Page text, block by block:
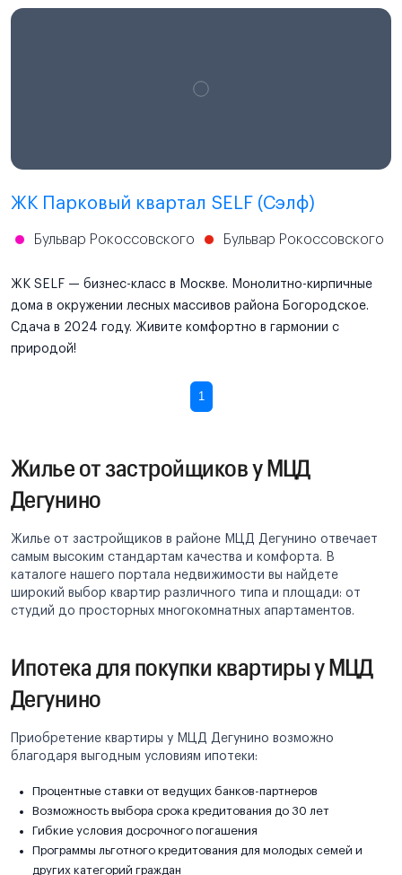
ЖК Парковый квартал SELF (Сэлф)
Бульвар Рокоссовского Бульвар Рокоссовского
ЖК SELF — бизнес-класс в Москве. Монолитно-кирпичные
дома в окружении лесных массивов района Богородское.
Сдача в 2024 году. Живите комфортно в гармонии с
природой!
1
Жилье от застройщиков у МЦД
Дегунино
Жилье от застройщиков в районе МЦД Дегунино отвечает
самым высоким стандартам качества и комфорта. В
каталоге нашего портала недвижимости вы найдете
широкий выбор квартир различного типа и площади: от
студий до просторных многокомнатных апартаментов.
Ипотека для покупки квартиры у МЦД
Дегунино
Приобретение квартиры у МЦД Дегунино возможно
благодаря выгодным условиям ипотеки:
Процентные ставки от ведущих банков-партнеров
Возможность выбора срока кредитования до 30 лет
Гибкие условия досрочного погашения
Программы льготного кредитования для молодых семей и
других категорий граждан